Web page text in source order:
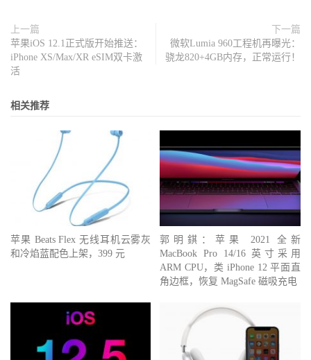
上一篇
苹果iOS 12.1正式版开始推送：
iPhone XS/Max/XR eSIM双卡激
活
下一篇
微软Lumia 960工程机再曝光：
骁龙820+4GB内存，正常运行！
相关推荐
苹果 Beats Flex 无线耳机云雾灰
和冷焰蓝配色上架，399 元
郭明錤：苹果 2021 全新
MacBook Pro 14/16 英寸采用
ARM CPU，类 iPhone 12 平面直
角边框，恢复 MagSafe 磁吸充电